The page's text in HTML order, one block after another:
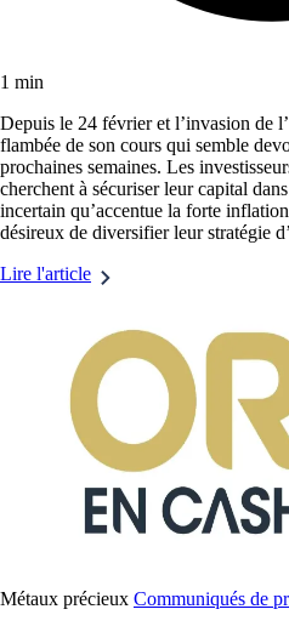
1 min
Depuis le 24 février et l’invasion de
flambée de son cours qui semble
prochaines semaines. Les
cherchent à sécuriser leur capital
incertain qu’accentue la forte
désireux de diversifier leur stratégie
Lire l'article
Métaux précieux Communiqués de